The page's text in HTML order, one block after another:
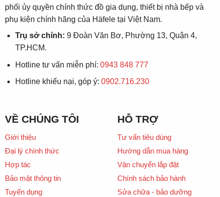
phối ủy quyền chính thức đồ gia dụng, thiết bị nhà bếp và
phụ kiện chính hãng của Häfele tại Việt Nam.
Trụ sở chính: 9 Đoàn Văn Bơ, Phường 13, Quận 4,
TP.HCM.
Hotline tư vấn miễn phí: 0943 848 777
Hotline khiếu nại, góp ý: 0902.716.230
VỀ CHÚNG TÔI
Giới thiệu
Đại lý chính thức
Hợp tác
Bảo mật thông tin
Tuyển dụng
HỖ TRỢ
Tư vấn tiêu dùng
Hướng dẫn mua hàng
Vận chuyển lắp đặt
Chính sách bảo hành
Sửa chữa - bảo dưỡng